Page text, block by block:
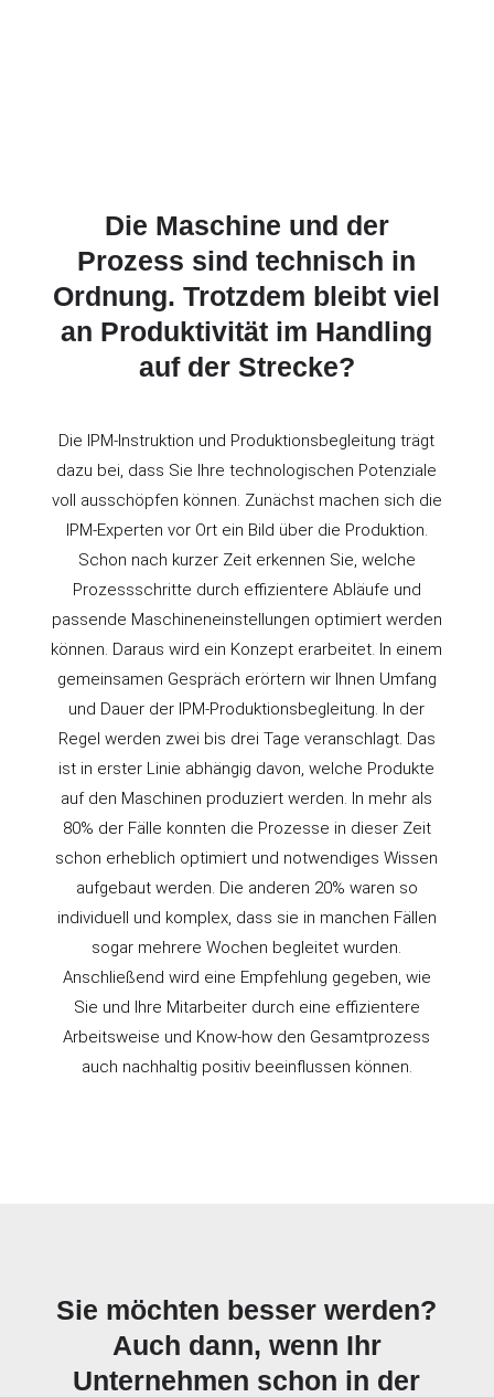
Die Maschine und der
Prozess sind technisch in
Ordnung. Trotzdem bleibt viel
an Produktivität im Handling
auf der Strecke?
Die IPM-Instruktion und Produktionsbegleitung trägt
dazu bei, dass Sie Ihre technologischen Potenziale
voll ausschöpfen können. Zunächst machen sich die
IPM-Experten vor Ort ein Bild über die Produktion.
Schon nach kurzer Zeit erkennen Sie, welche
Prozessschritte durch effizientere Abläufe und
passende Maschineneinstellungen optimiert werden
können. Daraus wird ein Konzept erarbeitet. In einem
gemeinsamen Gespräch erörtern wir Ihnen Umfang
und Dauer der IPM-Produktionsbegleitung. In der
Regel werden zwei bis drei Tage veranschlagt. Das
ist in erster Linie abhängig davon, welche Produkte
auf den Maschinen produziert werden. In mehr als
80% der Fälle konnten die Prozesse in dieser Zeit
schon erheblich optimiert und notwendiges Wissen
aufgebaut werden. Die anderen 20% waren so
individuell und komplex, dass sie in manchen Fällen
sogar mehrere Wochen begleitet wurden.
Anschließend wird eine Empfehlung gegeben, wie
Sie und Ihre Mitarbeiter durch eine effizientere
Arbeitsweise und Know-how den Gesamtprozess
auch nachhaltig positiv beeinflussen können.
Sie möchten besser werden?
Auch dann, wenn Ihr
Unternehmen schon in der